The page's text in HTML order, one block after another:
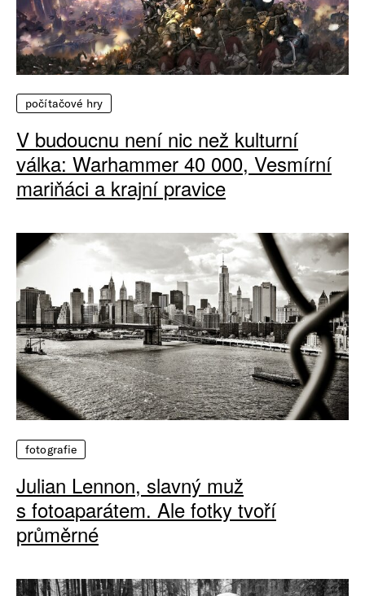
počítačové hry
V budoucnu není nic než kulturní
válka: Warhammer 40 000, Vesmírní
mariňáci a krajní pravice
fotografie
Julian Lennon, slavný muž
s fotoaparátem. Ale fotky tvoří
průměrné